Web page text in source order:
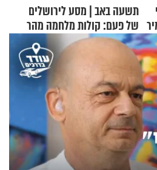
תשעה באב | מסע לירושלים
של פעם: קולות מלחמה מהר
הזיתים